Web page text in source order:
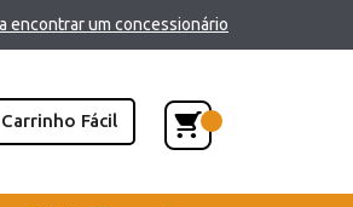
encontrar um concessionário
Carrinho Fácil